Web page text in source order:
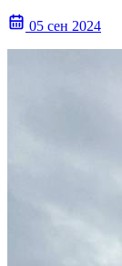
05 сен 2024